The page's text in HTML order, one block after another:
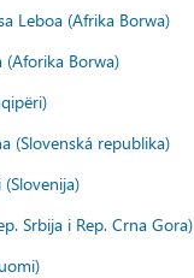
Leboa (Afrika Borwa)
(Aforika Borwa)
(Slovenská republika)
Srbija i Rep. Crna Gora)